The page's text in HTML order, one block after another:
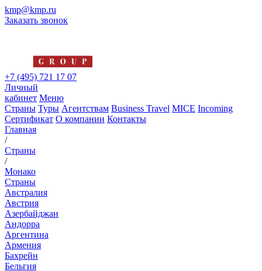
kmp@kmp.ru
Заказать звонок
+7 (495) 721 17 07
Личный
кабинет Меню
Страны Туры Агентствам Business Travel MICE Incoming
Сертификат О компании Контакты
Главная
/
Страны
/
Монако
Страны
Австралия
Австрия
Азербайджан
Андорра
Аргентина
Армения
Бахрейн
Бельгия